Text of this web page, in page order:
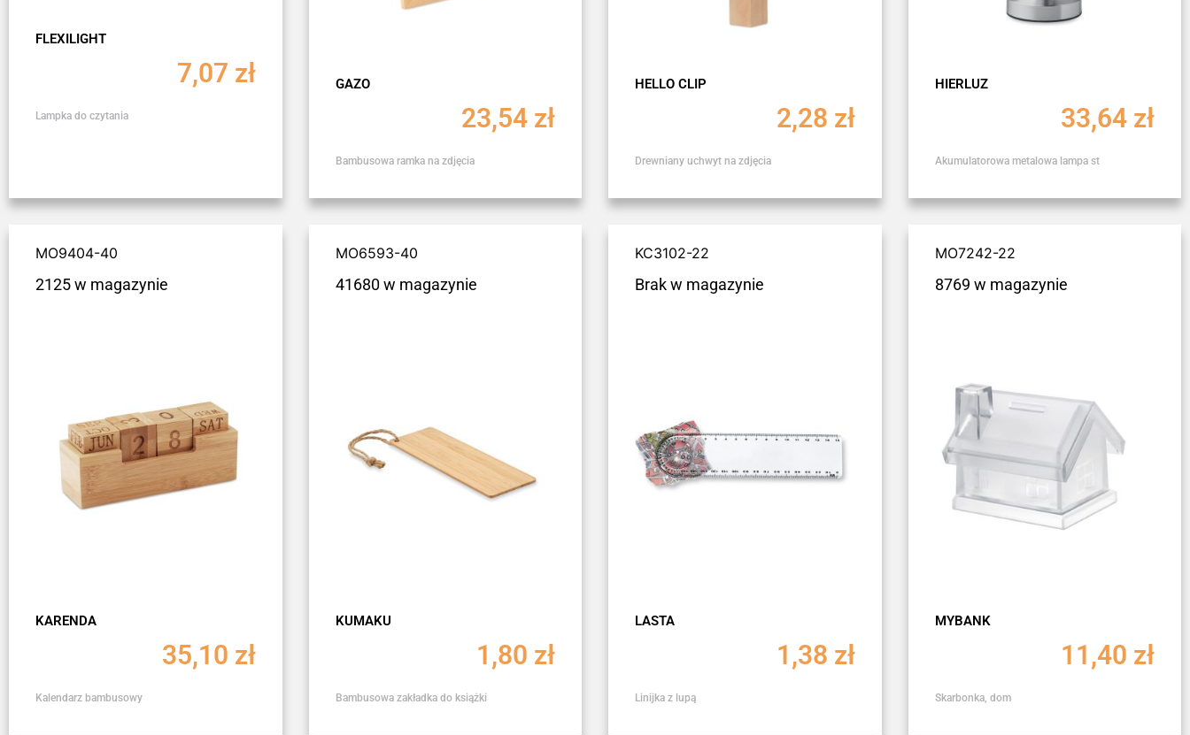
FLEXILIGHT
7,07 zł
Lampka do czytania
GAZO
23,54 zł
Bambusowa ramka na zdjęcia
HELLO CLIP
2,28 zł
Drewniany uchwyt na zdjęcia
HIERLUZ
33,64 zł
Akumulatorowa metalowa lampa st
MO9404-40
2125 w magazynie
KARENDA
35,10 zł
Kalendarz bambusowy
MO6593-40
41680 w magazynie
KUMAKU
1,80 zł
Bambusowa zakładka do książki
KC3102-22
Brak w magazynie
LASTA
1,38 zł
Linijka z lupą
MO7242-22
8769 w magazynie
MYBANK
11,40 zł
Skarbonka, dom